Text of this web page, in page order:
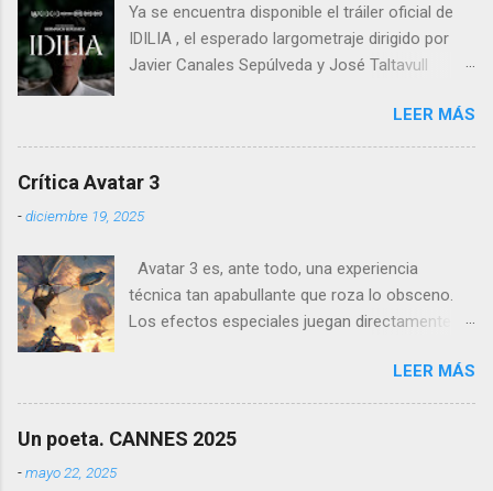
Ya se encuentra disponible el tráiler oficial de
IDILIA , el esperado largometraje dirigido por
Javier Canales Sepúlveda y José Taltavull
próximo 27 de febrero . Tras un destacado
recorrido por festivales nacionales e
en la historia del cine balear .
LEER MÁS
Crítica Avatar 3
-diciembre 19, 2025
Avatar 3 es, ante todo, una experiencia
técnica tan apabullante que roza lo obsceno.
Los efectos especiales juegan directamente en
otras películas, es que directamente parecen
inalcanzables para el resto del cine mundial
LEER MÁS
Un poeta. CANNES 2025
-mayo 22, 2025